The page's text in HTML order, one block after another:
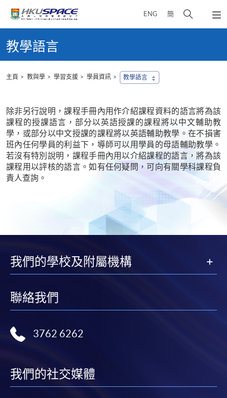
ENG 簡
開
彈
出
單
content
start教學語言
主頁 教與學 學習支援 學員資訊 教學語言
除非另行說明，課程手冊內用作介紹課程資料的語言將為該
課程的授課語言，部分以英語授課的課程將以中文輔助教
學，或部分以中文授課的課程將以英語輔助教學。在不損害
班內任何學員的利益下，導師可以用學員的母語輔助教學。
若沒有特別說明，課程手冊內用以介紹課程的語言，將為該
課程用以評核的語言。如有任何疑問，可向有關學科課程負
責人查詢。
我們的學校及附屬機構
聯絡我們
3762 6262
我們的社交媒體